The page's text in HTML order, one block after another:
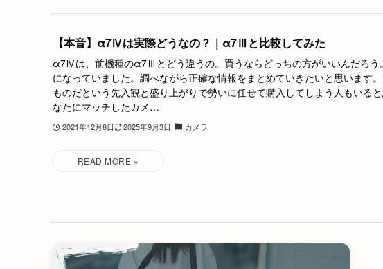
【本音】α7Ⅳは実際どうなの？｜α7Ⅲと比較してみた
α7Ⅳは、前機種のα7Ⅲとどう違うの。買うならどっちの方がいいんだろ
になっていました。調べながら正確な情報をまとめていきたいと思います
ものだという先入観と盛り上がりで勢いに任せて購入してしまう人もい
なたにマッチしたカメ…
2021年12月8日 2025年9月3日 カメラ